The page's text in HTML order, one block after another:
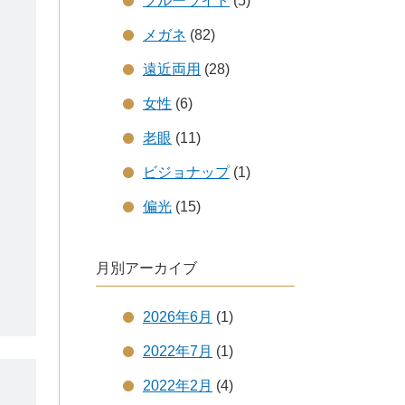
メガネ (82)
遠近両用 (28)
女性 (6)
老眼 (11)
ビジョナップ(1)
偏光 (15)
月別アーカイブ
2026年6月 (1)
2022年7月 (1)
2022年2月 (4)